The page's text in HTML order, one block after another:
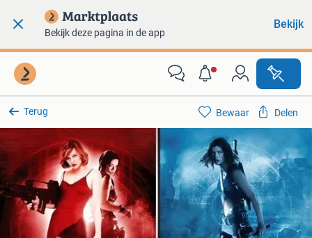
Bekijk deze pagina in de app
Bekijk
Terug Bewaar Delen